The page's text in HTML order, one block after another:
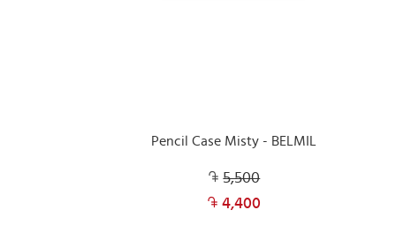
Pencil Case Misty - BELMIL
5,500
4,400